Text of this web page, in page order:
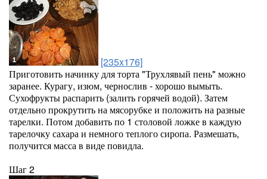
[235x176]
Приготовить начинку для торта "Трухлявый пень" можно
заранее. Курагу, изюм, чернослив - хорошо вымыть.
Сухофрукты распарить (залить горячей водой). Затем
отдельно прокрутить на мясорубке и положить на разные
тарелки. Потом добавить по 1 столовой ложке в каждую
тарелочку сахара и немного теплого сиропа. Размешать,
получится масса в виде повидла.
Шаг 2